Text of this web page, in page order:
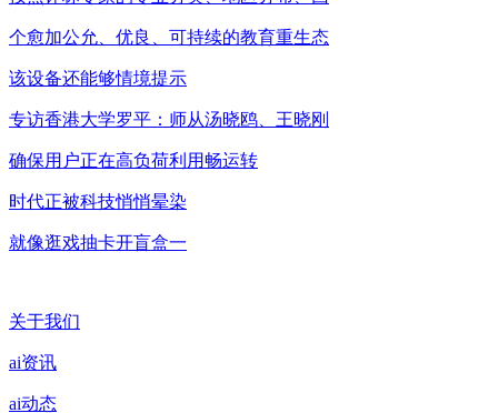
个愈加公允、优良、可持续的教育重生态
该设备还能够情境提示
专访香港大学罗平：师从汤晓鸥、王晓刚
确保用户正在高负荷利用畅运转
时代正被科技悄悄晕染
就像逛戏抽卡开盲盒一
关于我们
ai资讯
ai动态